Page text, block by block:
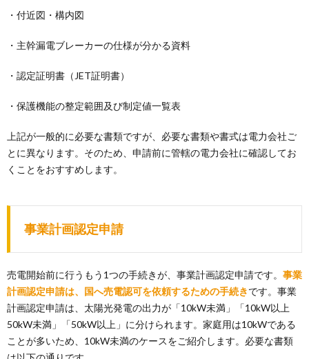
・付近図・構内図
・主幹漏電ブレーカーの仕様が分かる資料
・認定証明書（JET証明書）
・保護機能の整定範囲及び制定値一覧表
上記が一般的に必要な書類ですが、必要な書類や書式は電力会社ご
とに異なります。そのため、申請前に管轄の電力会社に確認してお
くことをおすすめします。
事業計画認定申請
売電開始前に行うもう1つの手続きが、事業計画認定申請です。 事業
計画認定申請は、国へ売電認可を依頼するための手続きです。事業
計画認定申請は、太陽光発電の出力が「10kW未満」「10kW以上
50kW未満」「50kW以上」に分けられます。家庭用は10kWである
ことが多いため、10kW未満のケースをご紹介します。必要な書類